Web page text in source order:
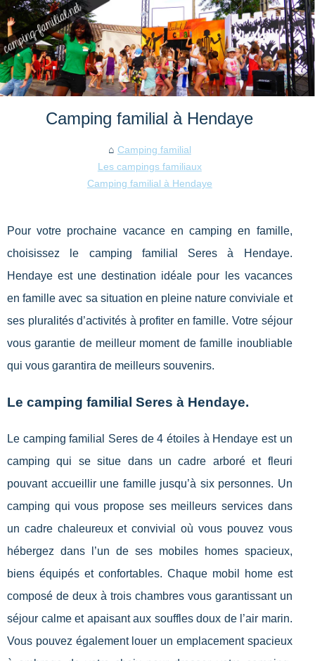
Camping familial à Hendaye
Camping familial
Les campings familiaux
Camping familial à Hendaye
Pour votre prochaine vacance en camping en famille,
choisissez le camping familial Seres à Hendaye.
Hendaye est une destination idéale pour les vacances
en famille avec sa situation en pleine nature conviviale et
ses pluralités d’activités à profiter en famille. Votre séjour
vous garantie de meilleur moment de famille inoubliable
qui vous garantira de meilleurs souvenirs.
Le camping familial Seres à Hendaye.
Le camping familial Seres de 4 étoiles à Hendaye est un
camping qui se situe dans un cadre arboré et fleuri
pouvant accueillir une famille jusqu’à six personnes. Un
camping qui vous propose ses meilleurs services dans
un cadre chaleureux et convivial où vous pouvez vous
hébergez dans l’un de ses mobiles homes spacieux,
biens équipés et confortables. Chaque mobil home est
composé de deux à trois chambres vous garantissant un
séjour calme et apaisant aux souffles doux de l’air marin.
Vous pouvez également louer un emplacement spacieux